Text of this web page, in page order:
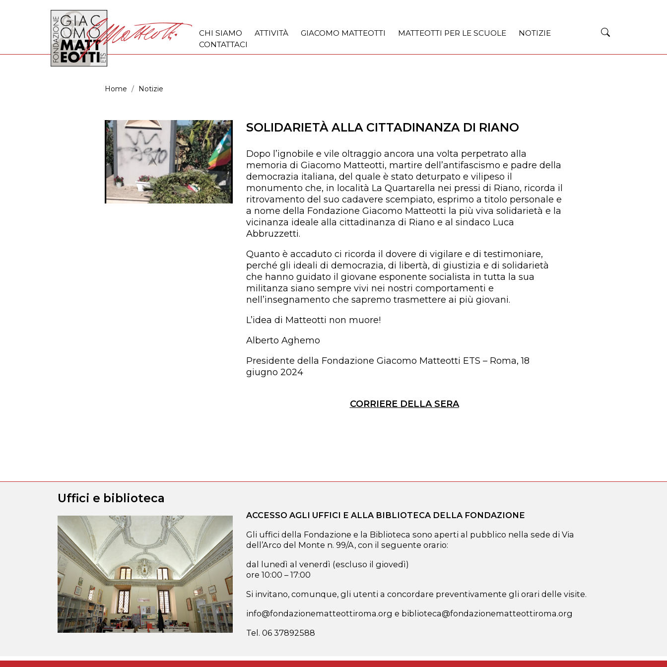
CHI SIAMO ATTIVITÀ GIACOMO MATTEOTTI MATTEOTTI PER LE SCUOLE
NOTIZIE
CONTATTACI
Home Notizie
SOLIDARIETÀ ALLA CITTADINANZA DI RIANO
Dopo l’ignobile e vile oltraggio ancora una volta perpetrato alla
memoria di Giacomo Matteotti, martire dell’antifascismo e padre della
democrazia italiana, del quale è stato deturpato e vilipeso il
monumento che, in località La Quartarella nei pressi di Riano, ricorda il
ritrovamento del suo cadavere scempiato, esprimo a titolo personale e
a nome della Fondazione Giacomo Matteotti la più viva solidarietà e la
vicinanza ideale alla cittadinanza di Riano e al sindaco Luca
Abbruzzetti.
Quanto è accaduto ci ricorda il dovere di vigilare e di testimoniare,
perché gli ideali di democrazia, di libertà, di giustizia e di solidarietà
che hanno guidato il giovane esponente socialista in tutta la sua
militanza siano sempre vivi nei nostri comportamenti e
nell’insegnamento che sapremo trasmettere ai più giovani.
L’idea di Matteotti non muore!
Alberto Aghemo
Presidente della Fondazione Giacomo Matteotti ETS – Roma, 18
giugno 2024
CORRIERE DELLA SERA
Uffici e biblioteca
ACCESSO AGLI UFFICI E ALLA BIBLIOTECA DELLA FONDAZIONE
Gli uffici della Fondazione e la Biblioteca sono aperti al pubblico nella sede di Via
dell’Arco del Monte n. 99/A, con il seguente orario:
dal lunedì al venerdì (escluso il giovedì)
ore 10:00 – 17:00
Si invitano, comunque, gli utenti a concordare preventivamente gli orari delle visite.
info@fondazionematteottiroma.org e biblioteca@fondazionematteottiroma.org
Tel. 06 37892588